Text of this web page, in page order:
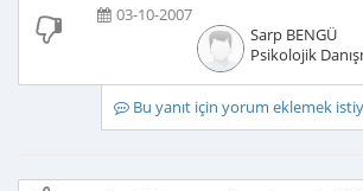
03-10-2007
Sarp BENGÜ
Psikolojik
Bu yanıt için yorum eklemek